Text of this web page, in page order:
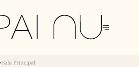
Sala Principal